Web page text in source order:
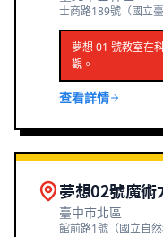
士商路189號（國立
夢想 01 號教室在
觀。
查看詳情
夢想02號魔術
臺中市北區
館前路1號（國立自然